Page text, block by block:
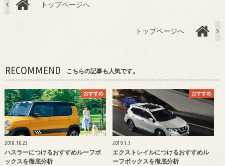
トップページへ
トップページへ
RECOMMEND こちらの記事も人気です。
おすすめ
2018.10.22
ハスラーにつけるおすすめルーフボ
ックスを徹底分析
おすすめ
2019.1.3
エクストレイルにつけるおすすめル
ーフボックスを徹底分析